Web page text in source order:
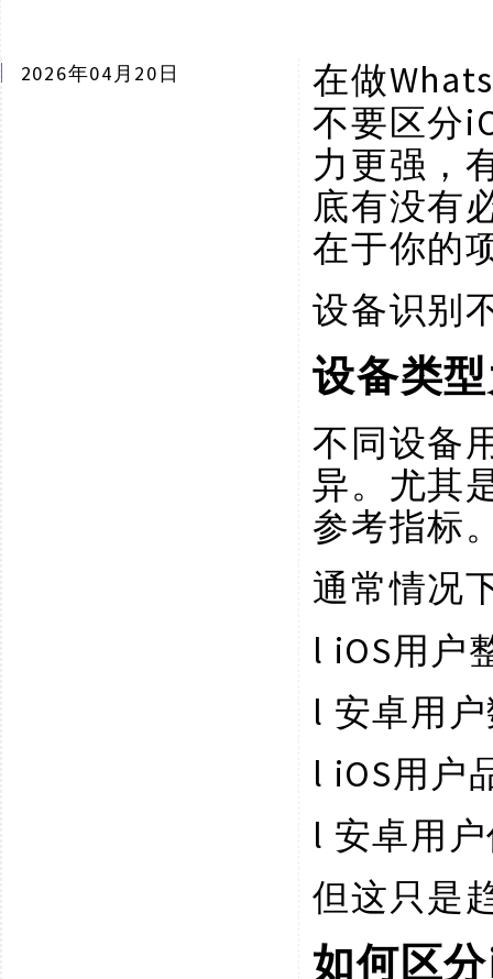
2026年04月20日 在做
不要区分
力更强，
底有没有
在于你的
设备识别
设备类
不同设备
异。尤其
参考指标
通常情况
l iOS用户
l 安卓用
l iOS用户
l 安卓用
但这只是
如何区分